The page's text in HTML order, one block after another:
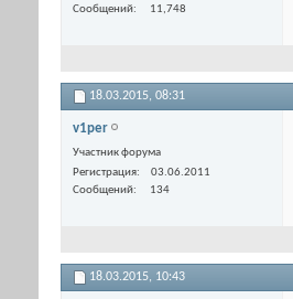
Сообщений
11,748
18.03.2015, 08:31
v1per
Участник форума
Регистрация
03.06.2011
Сообщений
134
18.03.2015, 10:43